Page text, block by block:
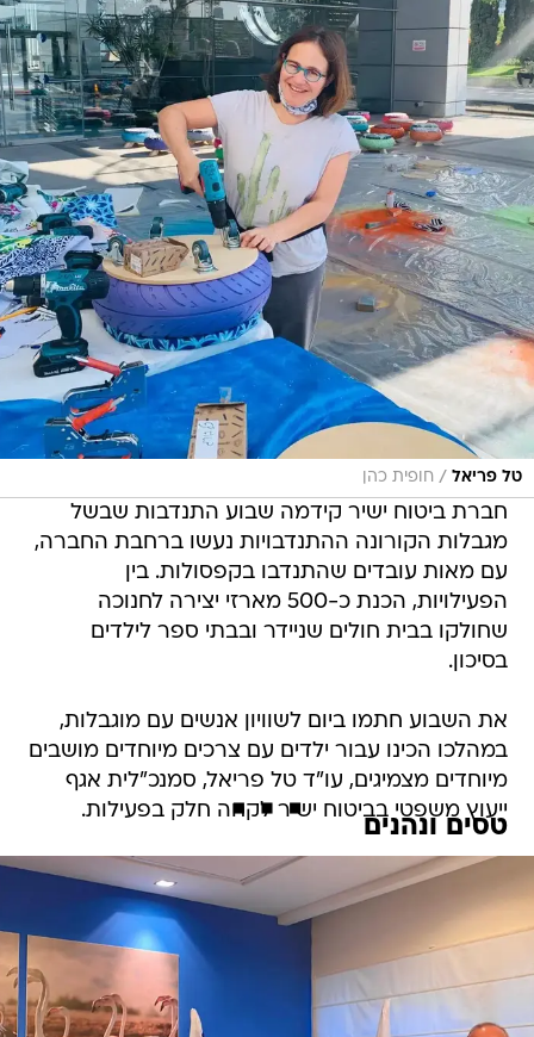
טל פריאל / חופית כהן
חברת ביטוח ישיר קידמה שבוע התנדבות שבשל
מגבלות הקורונה ההתנדבויות נעשו ברחבת החברה,
עם מאות עובדים שהתנדבו בקפסולות. בין
הפעילויות, הכנת כ-500 מארזי יצירה לחנוכה
שחולקו בבית חולים שניידר ובבתי ספר לילדים
בסיכון.
את השבוע חתמו ביום לשוויון אנשים עם מוגבלות,
במהלכו הכינו עבור ילדים עם צרכים מיוחדים מושבים
מיוחדים מצמיגים, עו"ד טל פריאל, סמנכ"לית אגף
ייעוץ משפטי בביטוח ישיר לקחה חלק בפעילות.
טסים ונהנים